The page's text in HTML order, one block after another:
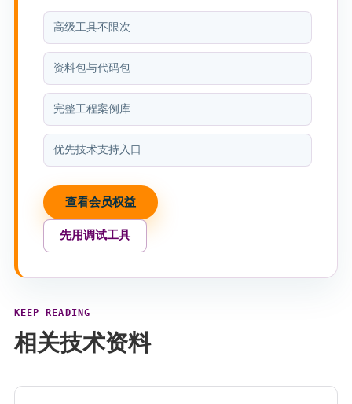
高级工具不限次
资料包与代码包
完整工程案例库
优先技术支持入口
查看会员权益
先用调试工具
KEEP READING
相关技术资料